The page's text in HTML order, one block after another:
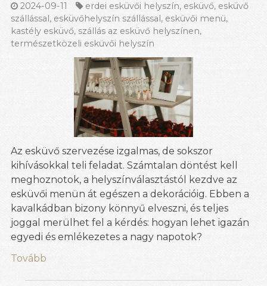
2024-09-11 erdei esküvői helyszín, esküvő, esküvő
szállással, esküvőhelyszín szállással, esküvői menü,
kastély esküvő, szállás az esküvő helyszínen,
természetközeli esküvői helyszín
Az esküvő szervezése izgalmas, de sokszor
kihívásokkal teli feladat. Számtalan döntést kell
meghoznotok, a helyszínválasztástól kezdve az
esküvői menün át egészen a dekorációig. Ebben a
kavalkádban bizony könnyű elveszni, és teljes
joggal merülhet fel a kérdés: hogyan lehet igazán
egyedi és emlékezetes a nagy napotok?
Tovább